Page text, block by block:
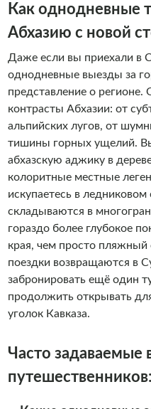
Как однодневные
Абхазию с новой
Даже если вы приехали в
однодневные выезды за
представление о
контрасты Абхазии: от
альпийских лугов, от
тишины горных ущелий.
абхазскую аджику в
колоритные местные
искупаетесь в ледниковом
складываются в
гораздо более глубокое
края, чем просто
поездки возвращаются в
забронировать ещё один
продолжить открывать
уголок Кавказа.
Часто задаваемые
путешественников: